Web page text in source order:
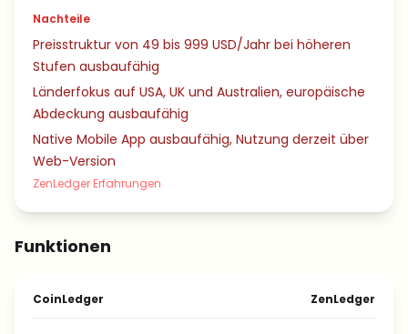
Nachteile
Preisstruktur von 49 bis 999 USD/Jahr bei höheren
Stufen ausbaufähig
Länderfokus auf USA, UK und Australien, europäische
Abdeckung ausbaufähig
Native Mobile App ausbaufähig, Nutzung derzeit über
Web-Version
ZenLedger Erfahrungen
Funktionen
CoinLedger ZenLedger